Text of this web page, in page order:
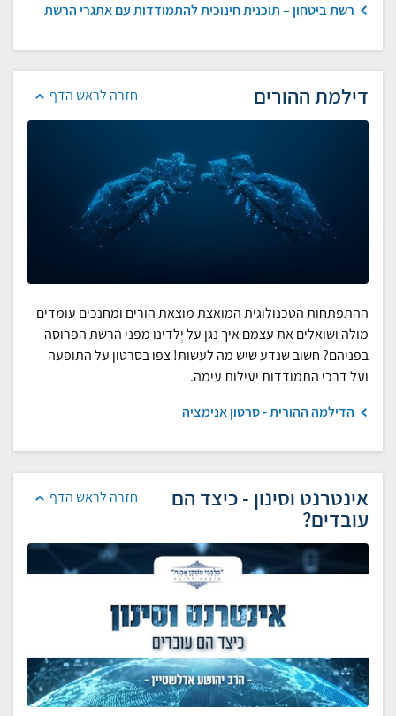
רשת ביטחון – תוכנית חינוכית להתמודדות עם אתגרי הרשת
חזרה לראש הדף דילמת ההורים
ההתפתחות הטכנולוגית המואצת מוצאת הורים ומחנכים עומדים
מולה ושואלים את עצמם איך נגן על יְלדינו מפני הרשת הפרוסה
בפניהם? חשוב שנדע שיש מה לעשות! צפו בסרטון על התופעה
ועל דרכי התמודדות יעילות עימה.
הדילמה ההורית - סרטון אנימציה
חזרה לראש הדף אינטרנט וסינון - כיצד הם
עובדים?